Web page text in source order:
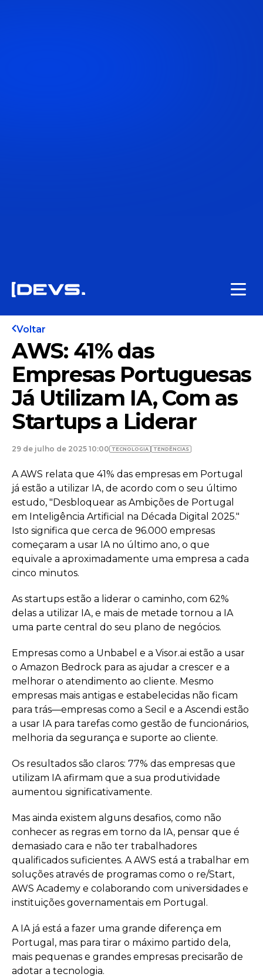
Voltar
AWS: 41% das
Empresas Portuguesas
Já Utilizam IA, Com as
Startups a Liderar
29 de julho de 2025 10:00 TECNOLOGIA TENDÊNCIAS
A AWS relata que 41% das empresas em Portugal
já estão a utilizar IA, de acordo com o seu último
estudo, "Desbloquear as Ambições de Portugal
em Inteligência Artificial na Década Digital 2025."
Isto significa que cerca de 96.000 empresas
começaram a usar IA no último ano, o que
equivale a aproximadamente uma empresa a cada
cinco minutos.
As startups estão a liderar o caminho, com 62%
delas a utilizar IA, e mais de metade tornou a IA
uma parte central do seu plano de negócios.
Empresas como a Unbabel e a Visor.ai estão a usar
o Amazon Bedrock para as ajudar a crescer e a
melhorar o atendimento ao cliente. Mesmo
empresas mais antigas e estabelecidas não ficam
para trás—empresas como a Secil e a Ascendi estão
a usar IA para tarefas como gestão de funcionários,
melhoria da segurança e suporte ao cliente.
Os resultados são claros: 77% das empresas que
utilizam IA afirmam que a sua produtividade
aumentou significativamente.
Mas ainda existem alguns desafios, como não
conhecer as regras em torno da IA, pensar que é
demasiado cara e não ter trabalhadores
qualificados suficientes. A AWS está a trabalhar em
soluções através de programas como o re/Start,
AWS Academy e colaborando com universidades e
instituições governamentais em Portugal.
A IA já está a fazer uma grande diferença em
Portugal, mas para tirar o máximo partido dela,
mais pequenas e grandes empresas precisarão de
adotar a tecnologia.